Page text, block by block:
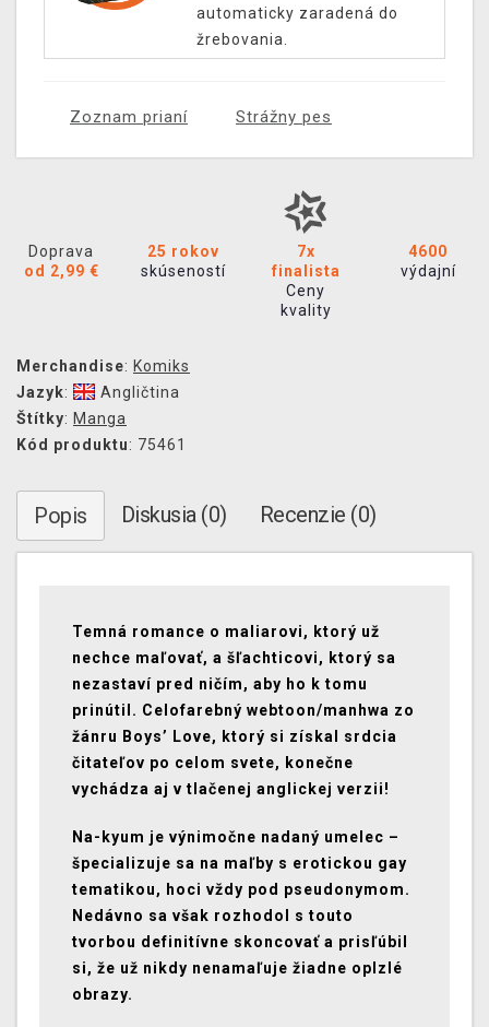
automaticky zaradená do
žrebovania.
Zoznam prianí Strážny pes
Doprava
od 2,99 €
25 rokov
skúseností
7x
finalista
Ceny
kvality
4600
výdajní
Merchandise: Komiks
Jazyk:
Angličtina
Štítky: Manga
Kód produktu: 75461
Popis Diskusia (0) Recenzie (0)
Temná romance o maliarovi, ktorý už
nechce maľovať, a šľachticovi, ktorý sa
nezastaví pred ničím, aby ho k tomu
prinútil. Celofarebný webtoon/manhwa zo
žánru Boys’ Love, ktorý si získal srdcia
čitateľov po celom svete, konečne
vychádza aj v tlačenej anglickej verzii!
Na-kyum je výnimočne nadaný umelec –
špecializuje sa na maľby s erotickou gay
tematikou, hoci vždy pod pseudonymom.
Nedávno sa však rozhodol s touto
tvorbou definitívne skoncovať a prisľúbil
si, že už nikdy nenamaľuje žiadne oplzlé
obrazy.